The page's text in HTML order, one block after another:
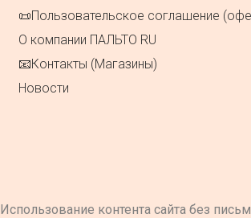
📜Пользовательское соглашение
О компании ПАЛЬТО RU
📧Контакты (Магазины)
Новости
Использование контента сайта без